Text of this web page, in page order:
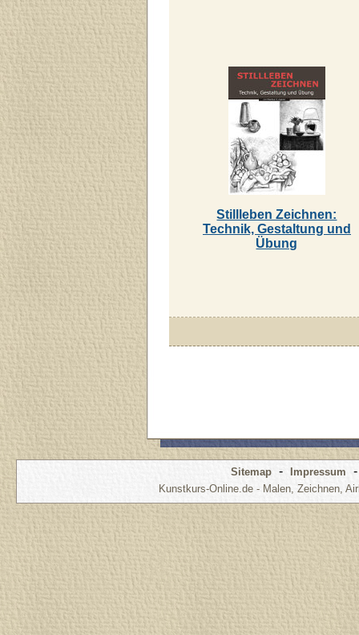
Stillleben Zeichnen:
Technik, Gestaltung und
Übung
Sitemap - Impressum
Kunstkurs-Online.de - Malen, Zeichnen,